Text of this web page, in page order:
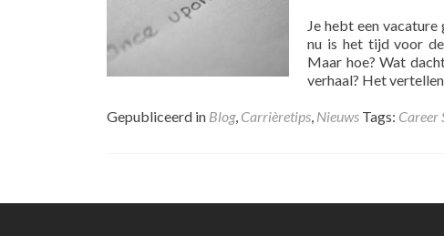
Je hebt een
nu is het tijd voor
Maar hoe? Wat
verhaal? Het
Gepubliceerd in Blog, Carrièretips, Nieuws Tags: Career
Posts